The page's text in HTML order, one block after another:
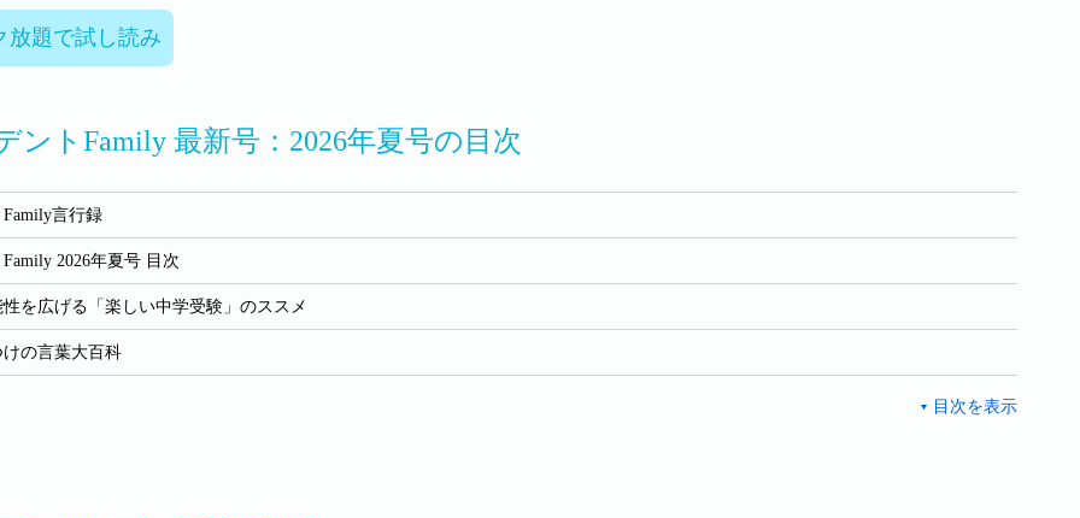
放題で試し読み
ントFamily 最新号：2026年夏号の目次
言行録
2026年夏号 目次
を広げる「楽しい中学受験」のススメ
の言葉大百科